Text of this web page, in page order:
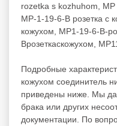
rozetka s kozhuhom, МР
МР-1-19-6-В розетка с
кожухом, МР1-19-6-В-
Врозеткаскожухом,
Подробные
кожухом соединитель
приведены ниже. Мы
брака или других
документации. По